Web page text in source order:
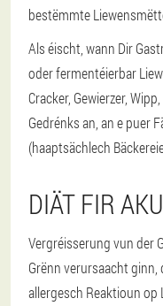
bestëmmte
Als éischt, wann Dir
oder fermentéierbar
Cracker, Gewierzer,
Gedrénks an, an e puer
(haaptsächlech
DIÄT FIR
Vergréisserung vun der
Grënn verursaacht
allergesch Reaktioun